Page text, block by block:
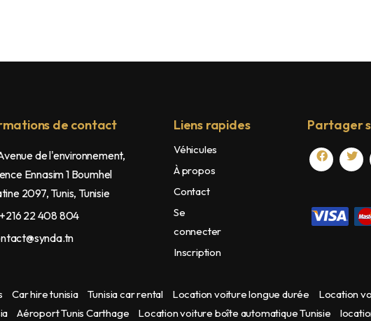
de contact
de l'environnement,
Ennasim 1 Boumhel
2097, Tunis, Tunisie
+216 22 408 804
Liens rapides
Véhicules
À propos
Contact
Se
connecter
Inscription
Partager
Car hire tunisia Tunisia car rental Location voiture longue durée Location
Aéroport Tunis Carthage Location voiture boîte automatique Tunisie